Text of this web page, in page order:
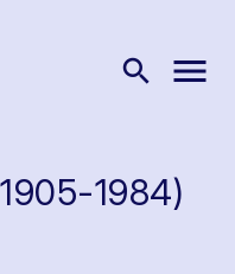
search menu
1984)